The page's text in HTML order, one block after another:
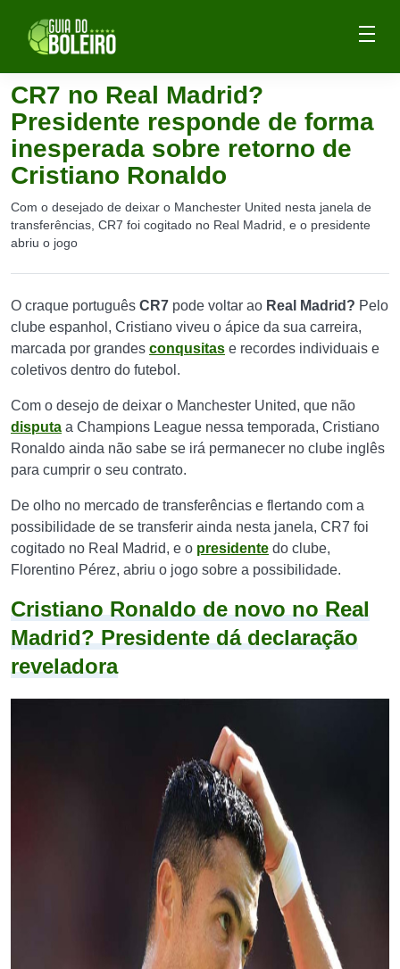
CR7 no Real Madrid?
Presidente responde de forma
inesperada sobre retorno de
Cristiano Ronaldo
Com o desejado de deixar o Manchester United nesta janela de
transferências, CR7 foi cogitado no Real Madrid, e o presidente
abriu o jogo
O craque português CR7 pode voltar ao Real Madrid? Pelo
clube espanhol, Cristiano viveu o ápice da sua carreira,
marcada por grandes conqusitas e recordes individuais e
coletivos dentro do futebol.
Com o desejo de deixar o Manchester United, que não
disputa a Champions League nessa temporada, Cristiano
Ronaldo ainda não sabe se irá permanecer no clube inglês
para cumprir o seu contrato.
De olho no mercado de transferências e flertando com a
possibilidade de se transferir ainda nesta janela, CR7 foi
cogitado no Real Madrid, e o presidente do clube,
Florentino Pérez, abriu o jogo sobre a possibilidade.
Cristiano Ronaldo de novo no Real
Madrid? Presidente dá declaração
reveladora